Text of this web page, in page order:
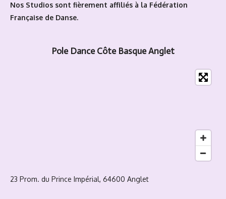
Nos Studios sont fièrement affiliés à la Fédération
Française de Danse.
Pole Dance Côte Basque Anglet
23 Prom. du Prince Impérial, 64600 Anglet